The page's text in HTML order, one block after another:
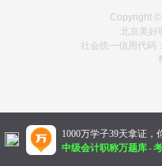
Copyright
北京美好
社会统一信用代码
1000万学子39天拿证，
中级会计职称万题库-